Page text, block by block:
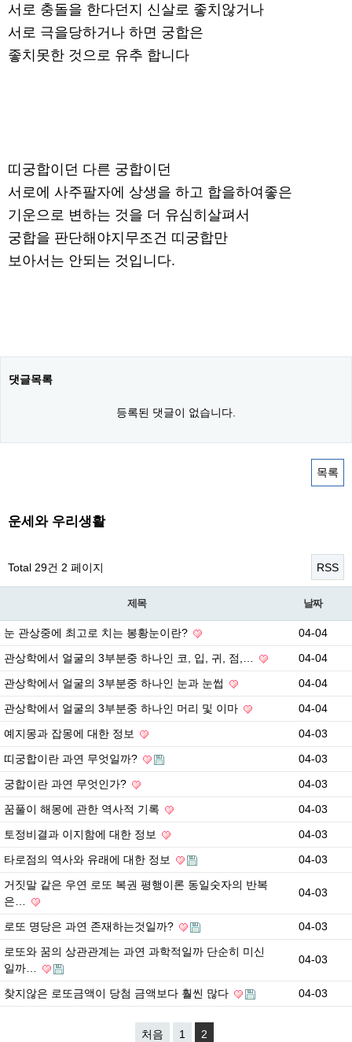
서로 충돌을 한다던지 신살로 좋치않거나
서로 극을당하거나 하면 궁합은
좋치못한 것으로 유추 합니다
띠궁합이던 다른 궁합이던
서로에 사주팔자에 상생을 하고 합을하여좋은
기운으로 변하는 것을 더 유심히살펴서
궁합을 판단해야지무조건 띠궁합만
보아서는 안되는 것입니다.
댓글목록
등록된 댓글이 없습니다.
목록
운세와 우리생활
Total 29건 2 페이지 RSS
제목 날짜
눈 관상중에 최고로 치는 봉황눈이란?
04-04
관상학에서 얼굴의 3부분중 하나인 코, 입, 귀, 점,…
04-04
관상학에서 얼굴의 3부분중 하나인 눈과 눈썹
04-04
관상학에서 얼굴의 3부분중 하나인 머리 및 이마
04-04
예지몽과 잡몽에 대한 정보
04-03
띠궁합이란 과연 무엇일까?
04-03
궁합이란 과연 무엇인가?
04-03
꿈풀이 해몽에 관한 역사적 기록
04-03
토정비결과 이지함에 대한 정보
04-03
타로점의 역사와 유래에 대한 정보
04-03
거짓말 같은 우연 로또 복권 평행이론 동일숫자의 반복
은…
04-03
로또 명당은 과연 존재하는것일까?
04-03
로또와 꿈의 상관관계는 과연 과학적일까 단순히 미신
일까…
04-03
찾지않은 로또금액이 당첨 금액보다 훨씬 많다 04-03
처음 1 2